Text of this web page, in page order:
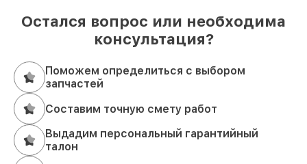
Остался вопрос или необходима
консультация?
Поможем определиться с выбором
запчастей
Составим точную смету работ
Выдадим персональный гарантийный
талон